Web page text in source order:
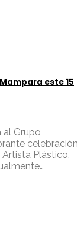
este 15
al Grupo
celebración
Plástico.